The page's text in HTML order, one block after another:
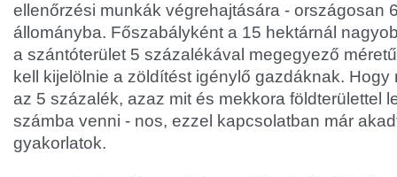
ellenőrzési munkák végrehajtására - országosan
állományba. Főszabályként a 15 hektárnál
a szántóterület 5 százalékával megegyező
kell kijelölnie a zöldítést igénylő gazdáknak.
az 5 százalék, azaz mit és mekkora földterülettel
számba venni - nos, ezzel kapcsolatban már
gyakorlatok.